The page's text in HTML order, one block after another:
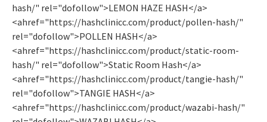
hash/" rel="dofollow">LEMON HAZE HASH</a>
<ahref="https://hashclinicc.com/product/pollen-hash/"
rel="dofollow">POLLEN HASH</a>
<ahref="https://hashclinicc.com/product/static-room-
hash/" rel="dofollow">Static Room Hash</a>
<ahref="https://hashclinicc.com/product/tangie-hash/"
rel="dofollow">TANGIE HASH</a>
<ahref="https://hashclinicc.com/product/wazabi-hash/"